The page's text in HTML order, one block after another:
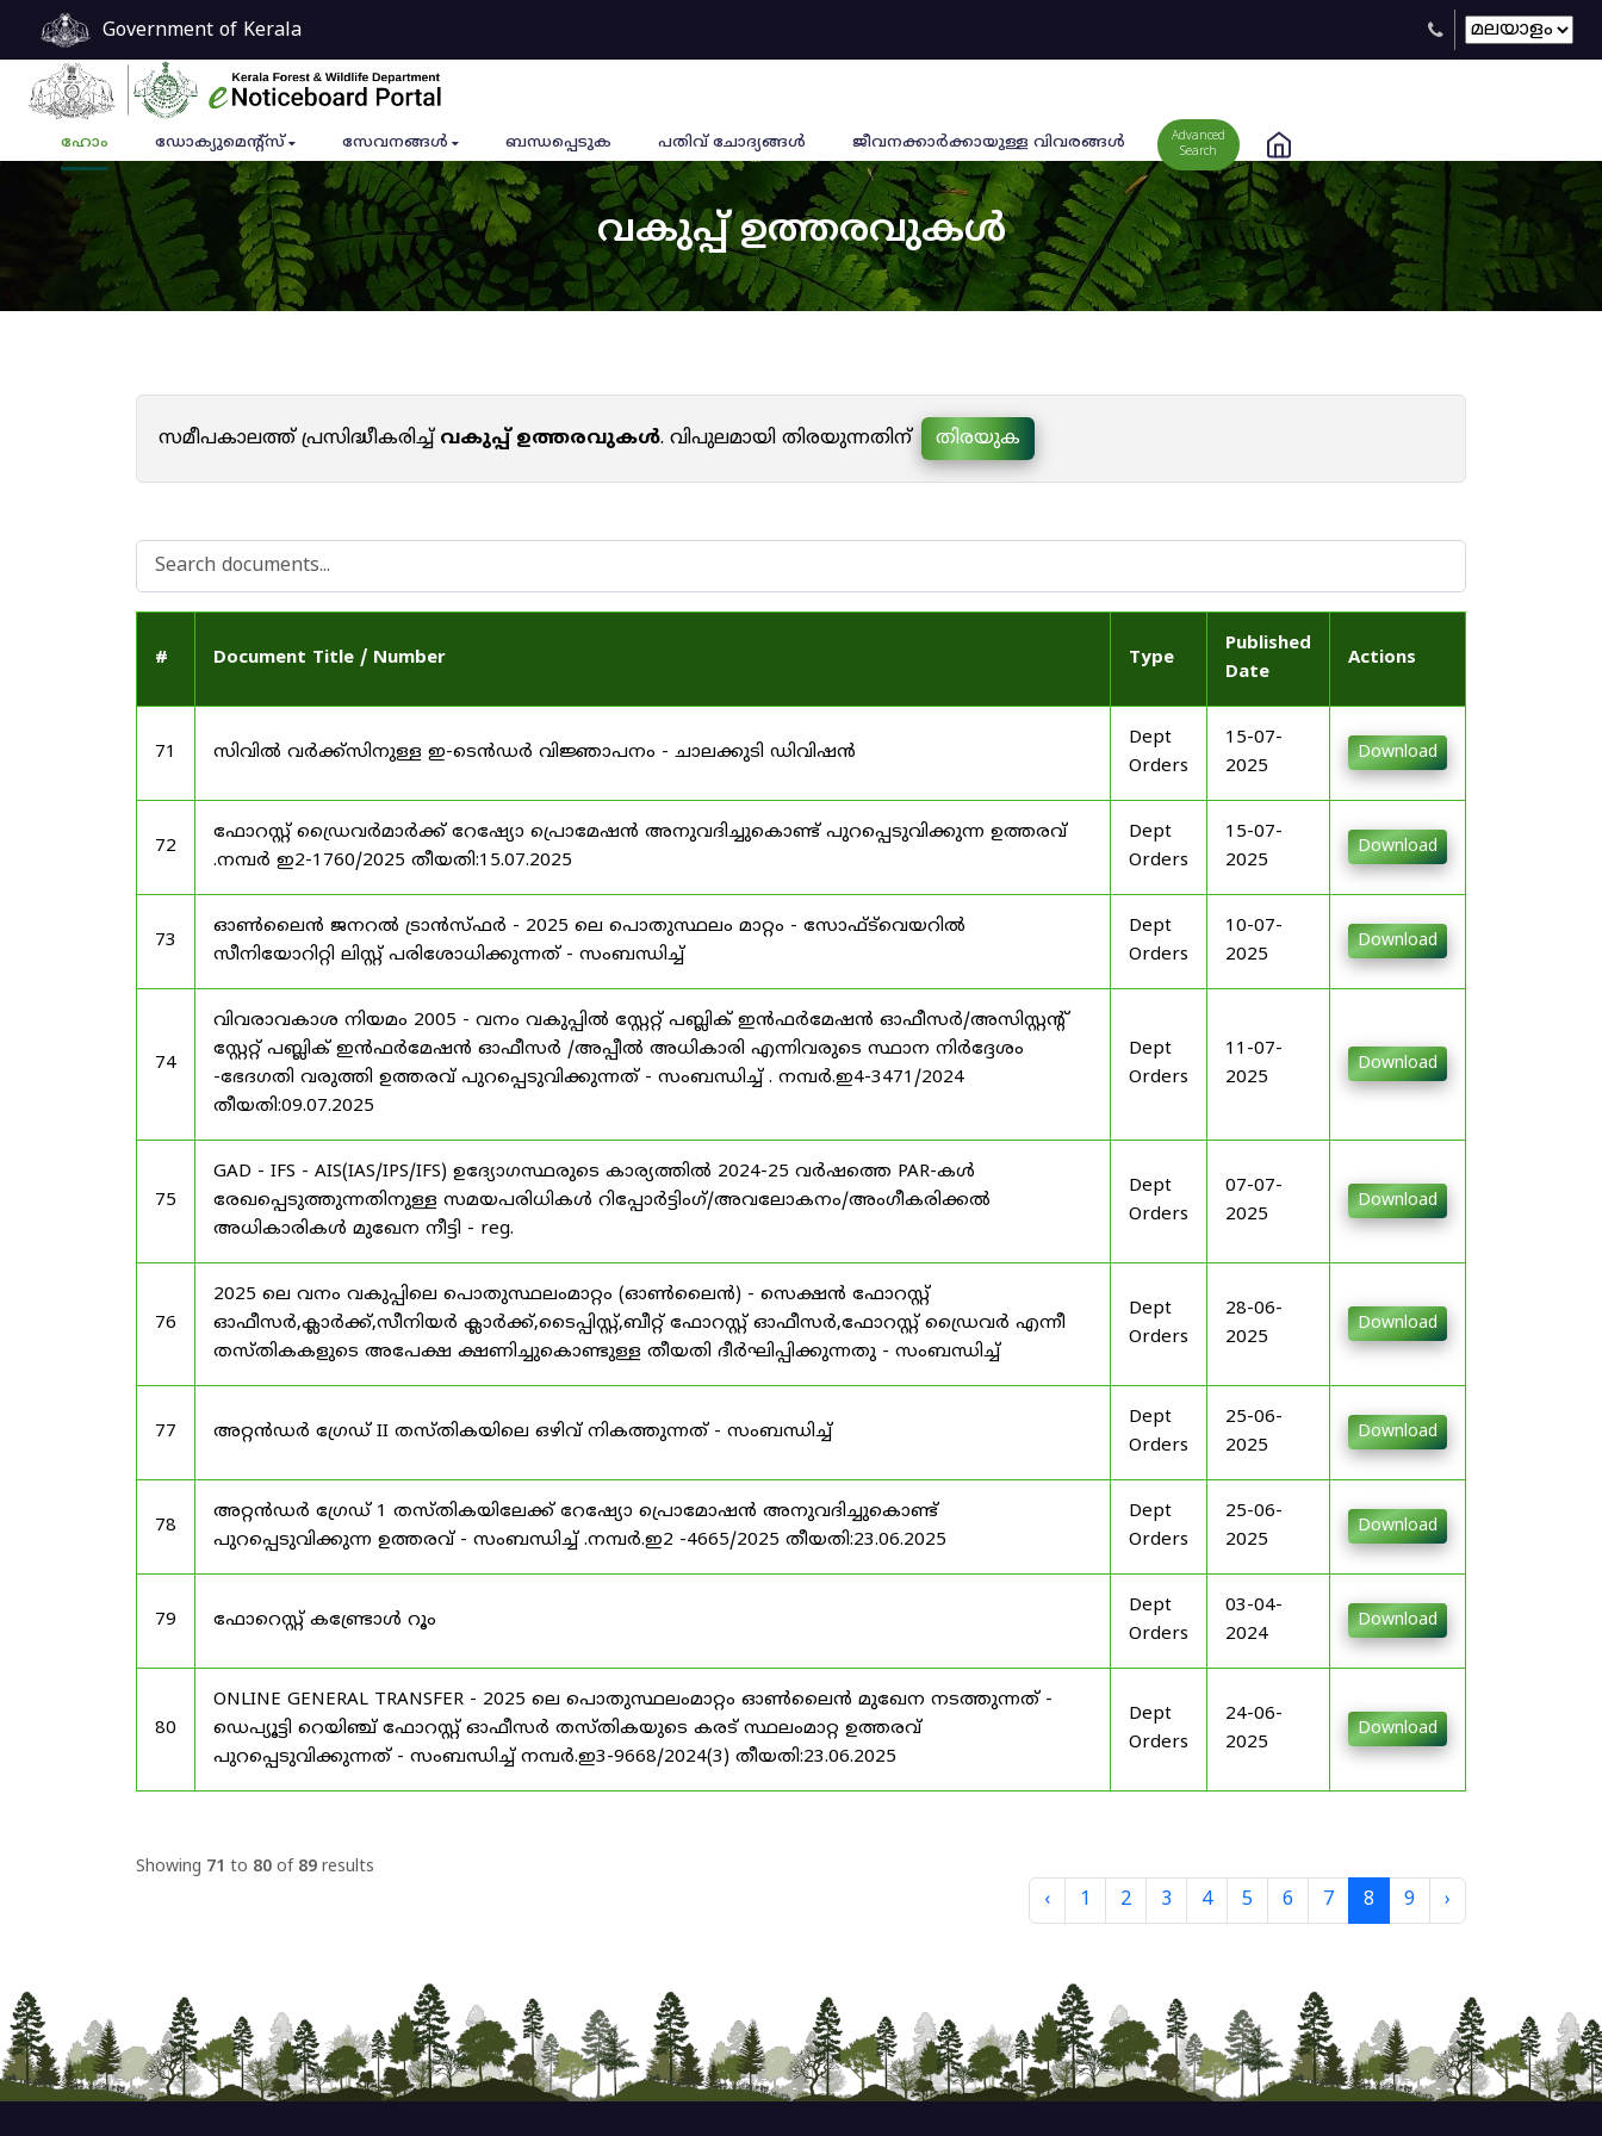
Government of Kerala
ഹോം ഡോക്യുമെൻ്റ്സ് സേവനങ്ങൾ ബന്ധപ്പെടുക പതിവ് ചോദ്യങ്ങൾ ജീവനക്കാര്‍ക്കായുള്ള വിവരങ്ങള്‍
Advanced
Search
വകുപ്പ് ഉത്തരവുകൾ
സമീപകാലത്ത് പ്രസിദ്ധീകരിച്ച്വകുപ്പ് ഉത്തരവുകൾ. വിപുലമായി തിരയുന്നതിന് തിരയുക
# Document Title / Number Type
Published
Date
Actions
71 സിവിൽ വർക്ക്സിനുള്ള ഇ-ടെൻഡർ വിജ്ഞാപനം - ചാലക്കുടി ഡിവിഷൻ
Dept
Orders
15-07-
2025
Download
72
ഫോറസ്റ്റ് ഡ്രൈവർമാർക്ക് റേഷ്യോ പ്രൊമേഷൻ അനുവദിച്ചുകൊണ്ട് പുറപ്പെടുവിക്കുന്ന ഉത്തരവ്
.നമ്പർ ഇ2-1760/2025 തീയതി:15.07.2025
Dept
Orders
15-07-
2025
Download
73
ഓൺലൈൻ ജനറൽ ട്രാൻസ്ഫർ - 2025 ലെ പൊതുസ്ഥലം മാറ്റം - സോഫ്ട്‍വെയറിൽ
സീനിയോറിറ്റി ലിസ്റ്റ് പരിശോധിക്കുന്നത് - സംബന്ധിച്ച്
Dept
Orders
10-07-
2025
Download
74
വിവരാവകാശ നിയമം 2005 - വനം വകുപ്പിൽ സ്റ്റേറ്റ് പബ്ലിക് ഇൻഫർമേഷൻ ഓഫീസർ/അസിസ്റ്റന്റ്
സ്റ്റേറ്റ് പബ്ലിക് ഇൻഫർമേഷൻ ഓഫീസർ /അപ്പീൽ അധികാരി എന്നിവരുടെ സ്ഥാന നിർദ്ദേശം
-ഭേദഗതി വരുത്തി ഉത്തരവ് പുറപ്പെടുവിക്കുന്നത് - സംബന്ധിച്ച് . നമ്പർ.ഇ4-3471/2024
തീയതി:09.07.2025
Dept
Orders
11-07-
2025
Download
75
GAD - IFS - AIS(IAS/IPS/IFS) ഉദ്യോഗസ്ഥരുടെ കാര്യത്തിൽ 2024-25 വർഷത്തെ PAR-കൾ
രേഖപ്പെടുത്തുന്നതിനുള്ള സമയപരിധികൾ റിപ്പോർട്ടിംഗ്/അവലോകനം/അംഗീകരിക്കൽ
അധികാരികൾ മുഖേന നീട്ടി - reg.
Dept
Orders
07-07-
2025
Download
76
2025 ലെ വനം വകുപ്പിലെ പൊതുസ്ഥലംമാറ്റം (ഓൺലൈൻ) - സെക്ഷൻ ഫോറസ്റ്റ്
ഓഫീസർ,ക്ലാർക്ക്,സീനിയർ ക്ലാർക്ക്,ടൈപ്പിസ്റ്റ്,ബീറ്റ് ഫോറസ്റ്റ് ഓഫീസർ,ഫോറസ്റ്റ് ഡ്രൈവർ എന്നീ
തസ്തികകളുടെ അപേക്ഷ ക്ഷണിച്ചുകൊണ്ടുള്ള തീയതി ദീർഘിപ്പിക്കുന്നതു - സംബന്ധിച്ച്
Dept
Orders
28-06-
2025
Download
77 അറ്റൻഡർ ഗ്രേഡ് II തസ്തികയിലെ ഒഴിവ് നികത്തുന്നത് - സംബന്ധിച്ച്
Dept
Orders
25-06-
2025
Download
78
അറ്റൻഡർ ഗ്രേഡ് 1 തസ്തികയിലേക്ക് റേഷ്യോ പ്രൊമോഷൻ അനുവദിച്ചുകൊണ്ട്
പുറപ്പെടുവിക്കുന്ന ഉത്തരവ് - സംബന്ധിച്ച് .നമ്പർ.ഇ2 -4665/2025 തീയതി:23.06.2025
Dept
Orders
25-06-
2025
Download
79 ഫോറെസ്റ്റ് കണ്ട്രോൾ റൂം
Dept
Orders
03-04-
2024
Download
80
ONLINE GENERAL TRANSFER - 2025 ലെ പൊതുസ്ഥലംമാറ്റം ഓൺലൈൻ മുഖേന നടത്തുന്നത് -
ഡെപ്യൂട്ടി റെയിഞ്ച് ഫോറസ്റ്റ് ഓഫീസർ തസ്തികയുടെ കരട് സ്ഥലംമാറ്റ ഉത്തരവ്
പുറപ്പെടുവിക്കുന്നത് - സംബന്ധിച്ച് നമ്പർ.ഇ3-9668/2024(3) തീയതി:23.06.2025
Dept
Orders
24-06-
2025
Download
Showing 71 to 80 of 89 results
‹ 1 2 3 4 5 6 7 8 9 ›